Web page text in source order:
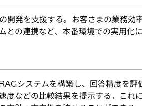
開発を支援する。お客さまの業務効
との連携など、本番環境での実用化
システムを構築し、回答精度を
度などの比較結果を提示する。これ